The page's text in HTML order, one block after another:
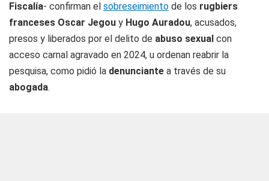
Fiscalía- confirman el sobreseimiento de los rugbiers
franceses Oscar Jegou y Hugo Auradou, acusados,
presos y liberados por el delito de abuso sexual con
acceso carnal agravado en 2024, u ordenan reabrir la
pesquisa, como pidió la denunciante a través de su
abogada.